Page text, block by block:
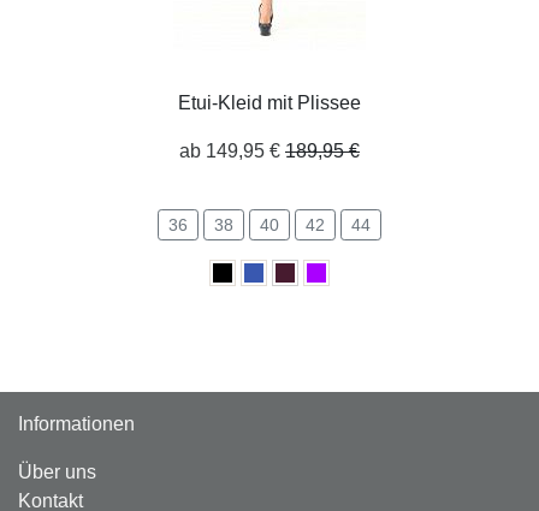
Etui-Kleid mit Plissee
ab 149,95 € 189,95 €
36 38 40 42 44
Informationen
Über uns
Kontakt